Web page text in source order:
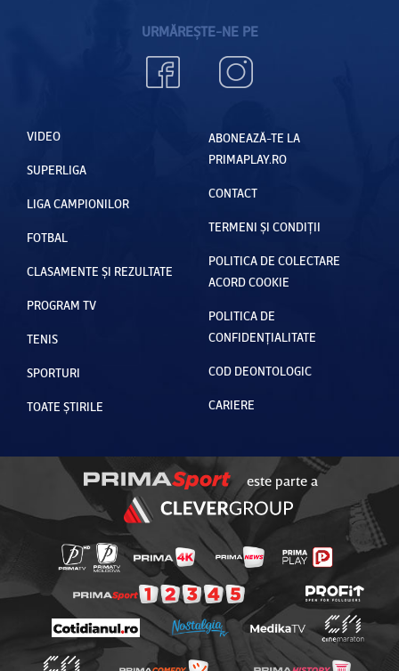
URMĂREȘTE-NE PE
VIDEO
SUPERLIGA
LIGA CAMPIONILOR
FOTBAL
CLASAMENTE ȘI REZULTATE
PROGRAM TV
TENIS
SPORTURI
TOATE ȘTIRILE
ABONEAZĂ-TE LA
PRIMAPLAY.RO
CONTACT
TERMENI ȘI CONDIȚII
POLITICA DE COLECTARE
ACORD COOKIE
POLITICA DE
CONFIDENȚIALITATE
COD DEONTOLOGIC
CARIERE
este parte a